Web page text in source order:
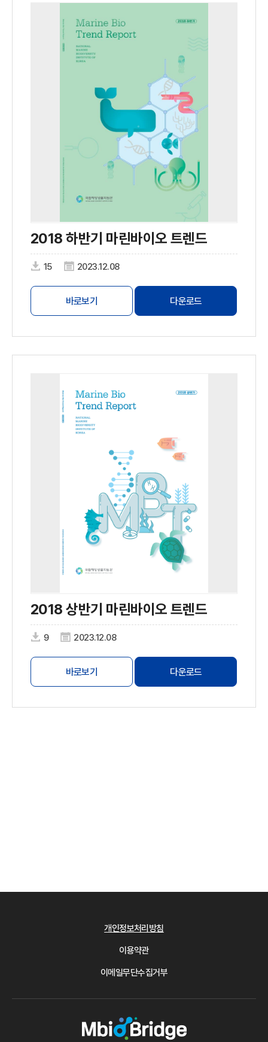
2018 하반기 마린바이오 트렌드
15 2023.12.08
바로보기 다운로드
2018 상반기 마린바이오 트렌드
9 2023.12.08
바로보기 다운로드
개인정보처리방침
이용약관
이메일무단수집거부